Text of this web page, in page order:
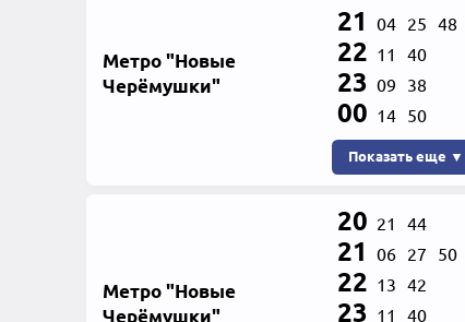
Метро "Новые
Черёмушки"
21 04 25 48
22 11 40
23 09 38
00 14 50
Показать еще ▼
Метро "Новые
Черёмушки"
20 21 44
21 06 27 50
22 13 42
23 11 40